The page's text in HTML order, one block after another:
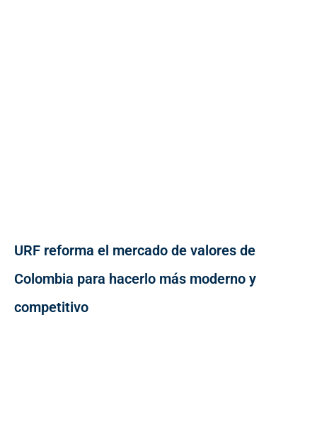
URF reforma el mercado de valores de
Colombia para hacerlo más moderno y
competitivo